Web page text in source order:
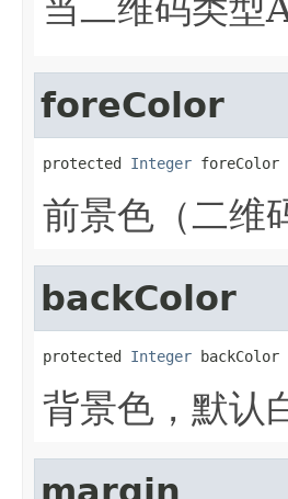
foreColor
protected Integer foreColor
前景色（二维
backColor
protected Integer backColor
背景色，默认
margin